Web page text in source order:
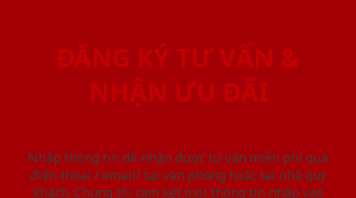
ĐĂNG KÝ TƯ VẤN &
NHẬN ƯU ĐÃI
Nhập thông tin để nhận được tư vấn miễn phí qua
điện thoại / email/ tại văn phòng hoặc tại nhà quý
khách. Chúng tôi cam kết mọi thông tin nhập vào